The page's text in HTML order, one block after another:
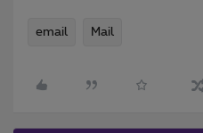
email Mail